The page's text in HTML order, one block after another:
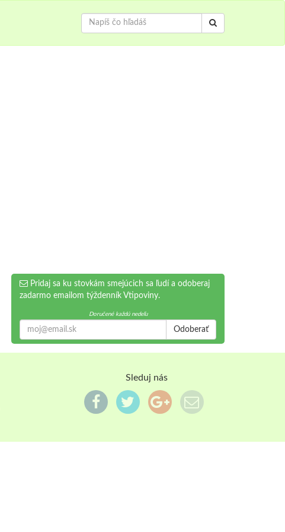
Pridaj sa ku stovkám smejúcich sa ľudí a odoberaj
zadarmo emailom týždenník Vtipoviny.
Doručené každú nedeľu
Odoberať
Sleduj nás